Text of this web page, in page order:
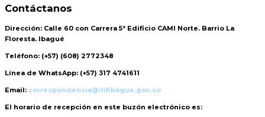
Contáctanos
Dirección: Calle 60 con Carrera 5ª Edificio CAMI Norte. Barrio La
Floresta. Ibagué
Teléfono: (+57) (608) 2772348
Línea de WhatsApp: (+57) 317 4741611
Email: correspondencia@infibague.gov.co
El horario de recepción en este buzón electrónico es: